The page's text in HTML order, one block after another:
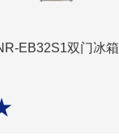
EB32S1双门冰箱